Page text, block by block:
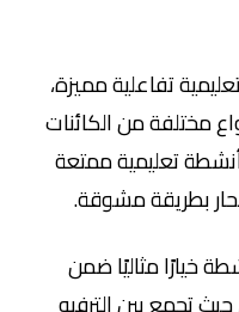
تفاعلية مميزة،
مختلفة من الكائنات
تعليمية ممتعة
بطريقة مشوقة.
خيارًا مثاليًا ضمن